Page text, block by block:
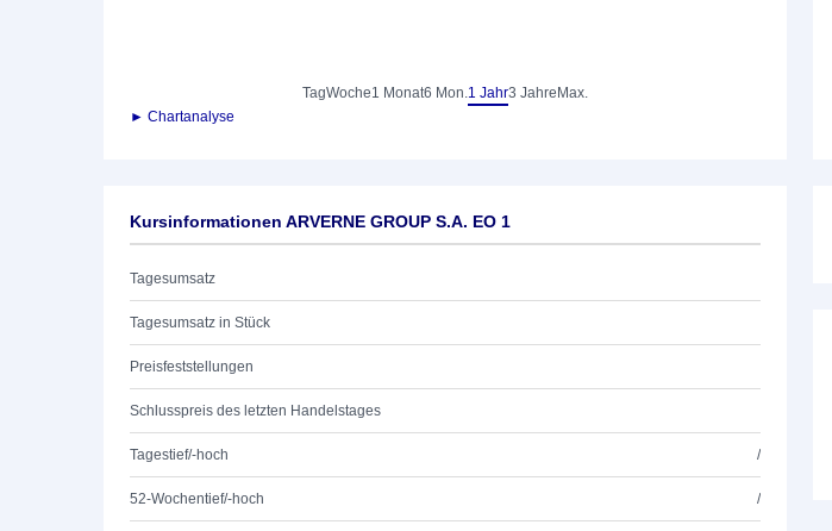
TagWoche1 Monat6 Mon.1 Jahr3 Jahre Max.
► Chartanalyse
Kursinformationen ARVERNE GROUP S.A. EO 1
Tagesumsatz
Tagesumsatz in Stück
Preisfeststellungen
Schlusspreis des letzten Handelstages
Tagestief/-hoch /
52-Wochentief/-hoch /